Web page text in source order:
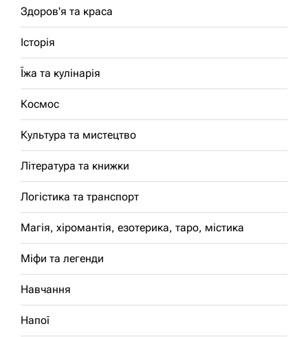
Здоров'я та краса
Історія
Їжа та кулінарія
Космос
Культура та мистецтво
Література та книжки
Логістика та транспорт
Магія, хіромантія, езотерика, таро, містика
Міфи та легенди
Навчання
Напої